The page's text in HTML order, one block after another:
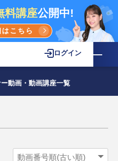
料講座公開中!
はこちら
ログイン
動画・動画講座一覧